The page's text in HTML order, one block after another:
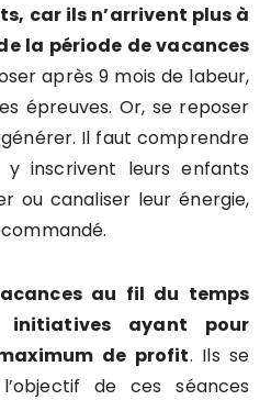
car ils n’arrivent plus à
la période de vacances
après 9 mois de labeur,
épreuves. Or, se reposer
Il faut comprendre
inscrivent leurs enfants
ou canaliser leur énergie,
au fil du temps
initiatives ayant pour
de profit. Ils se
de ces séances